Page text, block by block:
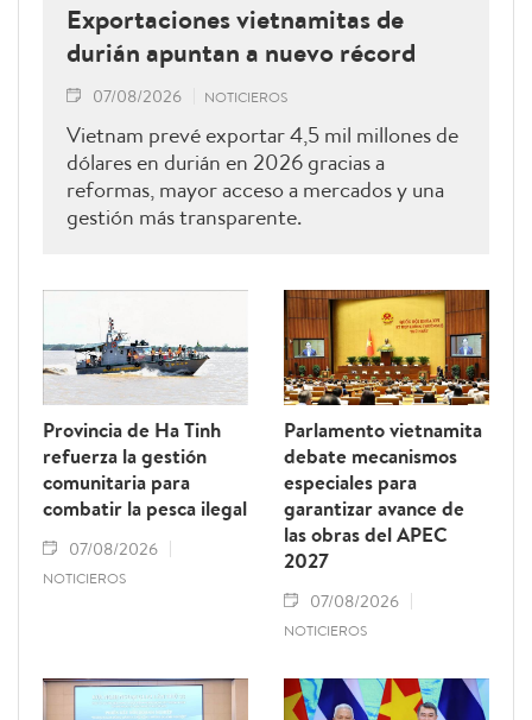
Exportaciones vietnamitas de
durián apuntan a nuevo récord
07/08/2026 NOTICIEROS
Vietnam prevé exportar 4,5 mil millones de
dólares en durián en 2026 gracias a
reformas, mayor acceso a mercados y una
gestión más transparente.
Provincia de Ha Tinh
refuerza la gestión
comunitaria para
combatir la pesca ilegal
07/08/2026
NOTICIEROS
Parlamento vietnamita
debate mecanismos
especiales para
garantizar avance de
las obras del APEC
2027
07/08/2026
NOTICIEROS